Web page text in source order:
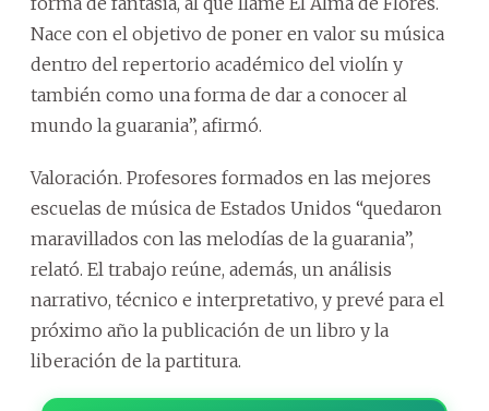
Nace con el objetivo de poner en valor su música
dentro del repertorio académico del violín y
también como una forma de dar a conocer al
mundo la guarania”, afirmó.
Valoración. Profesores formados en las mejores
escuelas de música de Estados Unidos “quedaron
maravillados con las melodías de la guarania”,
relató. El trabajo reúne, además, un análisis
narrativo, técnico e interpretativo, y prevé para el
próximo año la publicación de un libro y la
liberación de la partitura.